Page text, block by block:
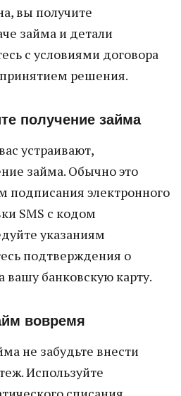
вы получите
займа и детали
с условиями договора
решения.
получение займа
устраивают,
займа. Обычно это
подписания электронного
SMS с кодом
указаниям
подтверждения о
вашу банковскую карту.
вовремя
не забудьте внести
Используйте